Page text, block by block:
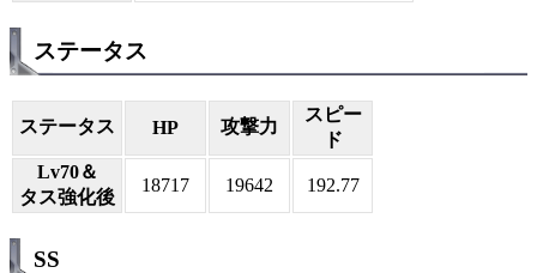
ステータス
ステータス HP 攻撃力
スピー
ド
Lv70＆
タス強化後
18717 19642 192.77
SS